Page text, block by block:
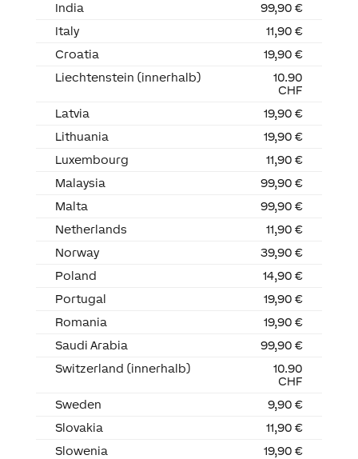
India
99,90 €
Italy
11,90 €
Croatia
19,90 €
Liechtenstein (innerhalb)
10.90
CHF
Latvia
19,90 €
Lithuania
19,90 €
Luxembourg
11,90 €
Malaysia
99,90 €
Malta
99,90 €
Netherlands
11,90 €
Norway
39,90 €
Poland
14,90 €
Portugal
19,90 €
Romania
19,90 €
Saudi Arabia
99,90 €
Switzerland (innerhalb)
10.90
CHF
Sweden
9,90 €
Slovakia
11,90 €
Slowenia
19,90 €